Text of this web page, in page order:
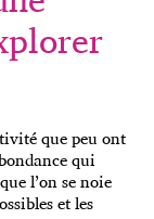
que peu ont
qui
l’on se noie
et les